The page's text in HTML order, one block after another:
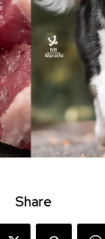
Share